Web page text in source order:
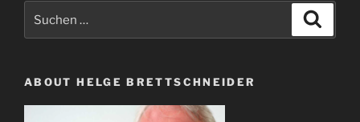
ABOUT HELGE BRETTSCHNEIDER